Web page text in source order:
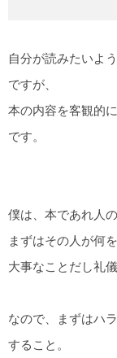
自分が読みたいよ
ですが、
本の内容を客観的
です。
僕は、本であれ人の
まずはその人が何
大事なことだし礼
なので、まずはハ
すること。